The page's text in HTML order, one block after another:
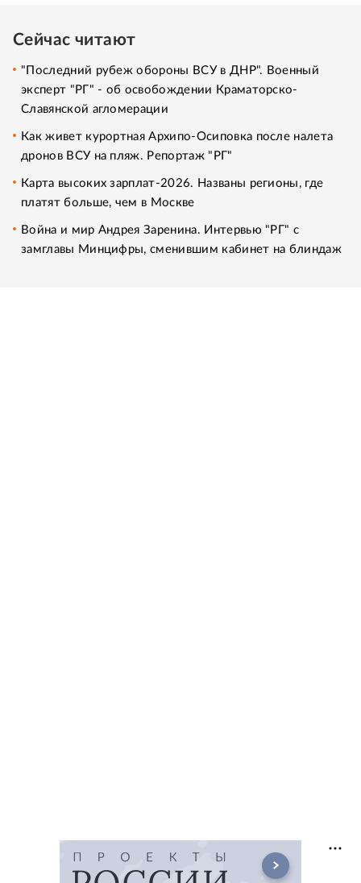
Сейчас читают
"Последний рубеж обороны ВСУ в ДНР". Военный
эксперт "РГ" - об освобождении Краматорско-
Славянской агломерации
Как живет курортная Архипо-Осиповка после налета
дронов ВСУ на пляж. Репортаж "РГ"
Карта высоких зарплат-2026. Названы регионы, где
платят больше, чем в Москве
Война и мир Андрея Заренина. Интервью "РГ" с
замглавы Минцифры, сменившим кабинет на блиндаж